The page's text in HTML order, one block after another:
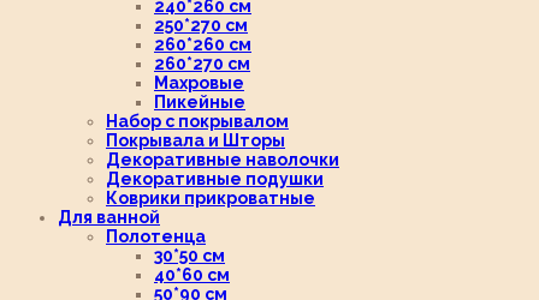
240*260 см
250*270 см
260*260 см
260*270 см
Махровые
Пикейные
Набор с покрывалом
Покрывала и Шторы
Декоративные наволочки
Декоративные подушки
Коврики прикроватные
Для ванной
Полотенца
30*50 см
40*60 см
50*90 см